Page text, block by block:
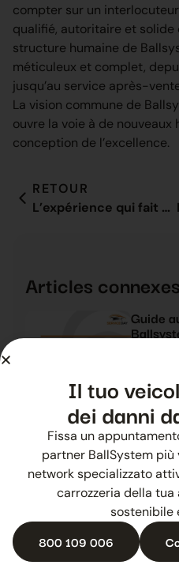
compter sur un
qualifié, autoritaire et solide
structure humaine de
méticuleux et complet,
jusqu’au service après-
La vision commune de
ouvre la voie à de nouveaux
conception de l’excellence.
RETOUR
L’expérience qui fait évoluer
Articles connexes
Guide
La
25 octobre
Day
26 octobre
Il tuo
dei danni
Fissa un
partner BallSystem
network specializzato
carrozzeria della
sostenibile
800 109 006